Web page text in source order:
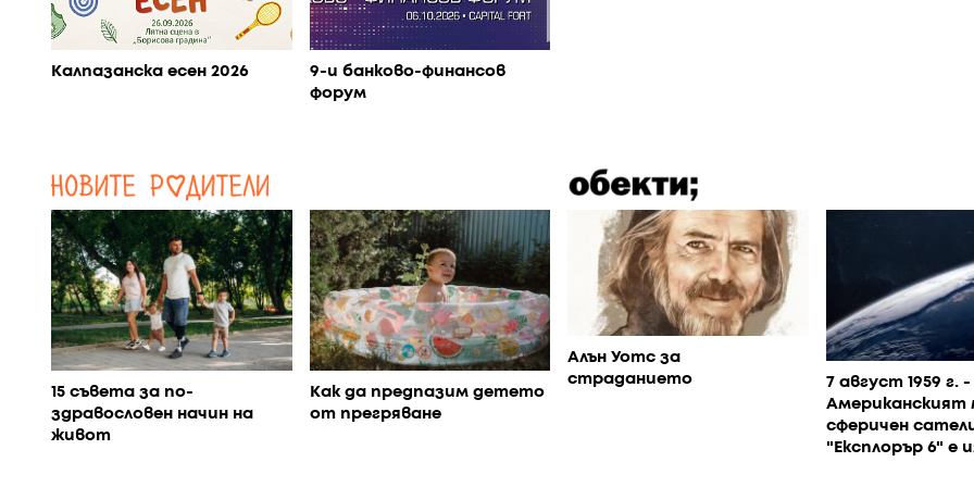
Калпазанска есен 2026
9-и банково-финансов
форум
15 съвета за по-
здравословен начин на
живот
Как да предпазим детето
от прегряване
Алън Уотс за
страданието
7 август 1959 г. -
Американският
сферичен
"Експлорър 6" е